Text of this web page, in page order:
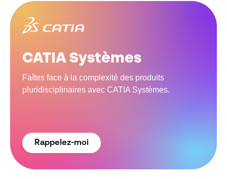
CATIA Systèmes
Faîtes face à la complexité des produits
pluridisciplinaires avec CATIA Systèmes.
Rappelez-moi